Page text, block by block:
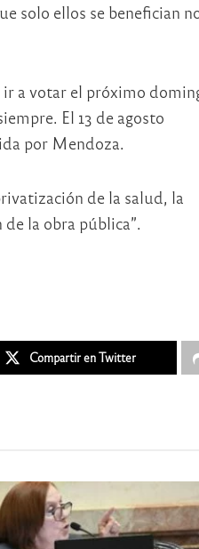
solo ellos se benefician
ir a votar el próximo
El 13 de agosto
por Mendoza.
de la salud, la
la obra pública”.
Compartir en Twitter